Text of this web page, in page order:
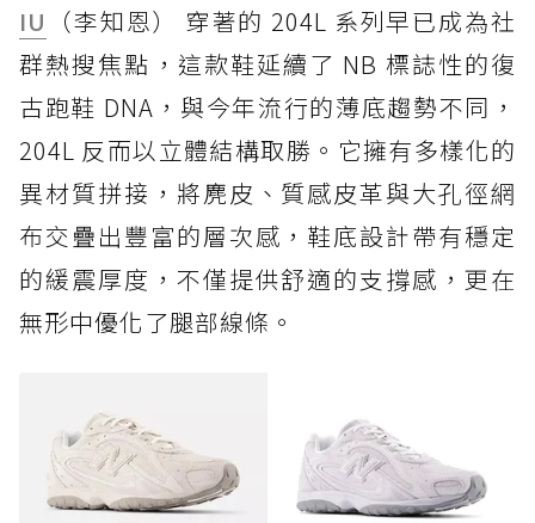
IU
（李知恩） 穿著的 204L 系列早已成為社
群熱搜焦點，這款鞋延續了 NB 標誌性的復
古跑鞋 DNA，與今年流行的薄底趨勢不同，
204L 反而以立體結構取勝。它擁有多樣化的
異材質拼接，將麂皮、質感皮革與大孔徑網
布交疊出豐富的層次感，鞋底設計帶有穩定
的緩震厚度，不僅提供舒適的支撐感，更在
無形中優化了腿部線條。